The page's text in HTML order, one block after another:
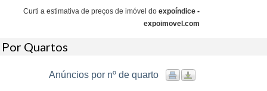
Curti a estimativa de preços de imóvel do expoíndice -
expoimovel.com
Por Quartos
Anúncios por nº de quarto